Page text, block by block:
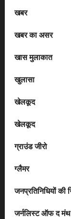
खबर
खबर का असर
खास मुलाकात
खुलासा
खेलकूद
खेलकूद
ग्राउंड जीरो
ग्लैमर
जनप्रतिनिधियों की
जर्नलिस्ट ऑफ द मंथ